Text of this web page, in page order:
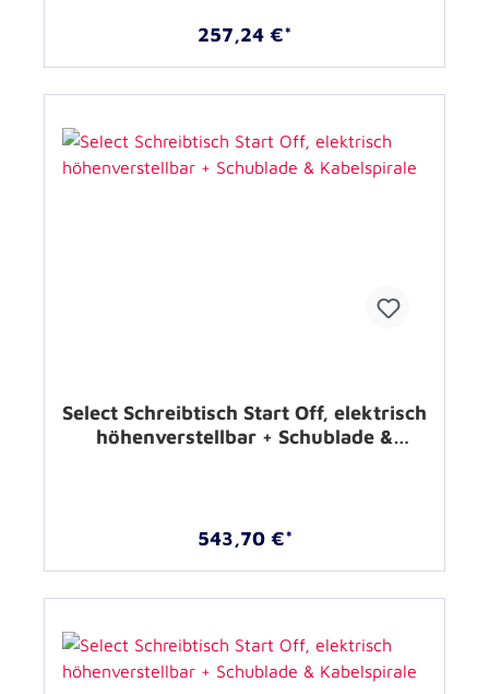
257,24 €*
Select Schreibtisch Start Off, elektrisch
höhenverstellbar + Schublade &
543,70 €*